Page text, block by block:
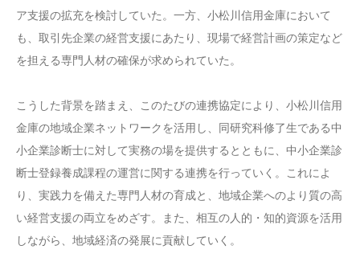
ア支援の拡充を検討していた。一方、小松川信用金庫において
も、取引先企業の経営支援にあたり、現場で経営計画の策定など
を担える専門人材の確保が求められていた。
こうした背景を踏まえ、このたびの連携協定により、小松川信用
金庫の地域企業ネットワークを活用し、同研究科修了生である中
小企業診断士に対して実務の場を提供するとともに、中小企業診
断士登録養成課程の運営に関する連携を行っていく。これによ
り、実践力を備えた専門人材の育成と、地域企業へのより質の高
い経営支援の両立をめざす。また、相互の人的・知的資源を活用
しながら、地域経済の発展に貢献していく。